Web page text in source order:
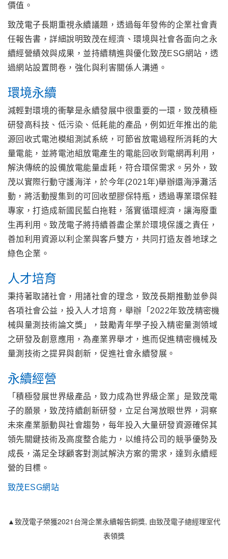
價值。
致茂電子長期重視永續議題，透過每年發佈的企業社會責
任報告書，詳細說明致茂在經濟、環境與社會各面向之永
續經營績效與成果，並持續精進與優化致茂ESG網站，透
過網站設置問卷，強化與利害關係人溝通。
環境永續
減輕對環境的衝擊是永續發展中很重要的一環，致茂積極
研發高科技、低污染、低耗能的產品，例如近年推出的能
源回收式電池模組測試系統，可節省放電過程所消耗的大
量電能，並將電池組放電產生的電能回收到電網再利用，
解決傳統的設備放電能量虛耗，符合環保需求。另外，致
茂以實際行動守護海洋，於今年(2021年)舉辦還海淨灘活
動，將活動搜集到的可回收塑膠保特瓶，透過專業環保鞋
專家，打造成新國民藍白拖鞋，落實循環經濟，讓海廢重
生再利用。致茂電子將持續善盡企業於環境保護之責任，
善加利用資源以利企業與客戶雙方，共同打造友善地球之
綠色企業。
人才培育
秉持著取諸社會，用諸社會的理念，致茂長期推動並參與
各項社會公益，投入人才培育，舉辦「2022年致茂精密機
械與量測技術論文獎」，鼓勵青年學子投入精密量測領域
之研發及創意應用，為產業界舉才，進而促進精密機械及
量測技術之提昇與創新，促進社會永續發展。
永續經營
「積極發展世界級產品，致力成為世界級企業」是致茂電
子的願景，致茂持續創新研發，立足台灣放眼世界，洞察
未來產業脈動與社會趨勢，每年投入大量研發資源確保其
領先關鍵技術及高度整合能力，以維持公司的競爭優勢及
成長，滿足全球顧客對測試解決方案的需求，達到永續經
營的目標。
致茂ESG網站
▲致茂電子榮獲2021台灣企業永續報告銅獎, 由致茂電子總經理室代
表領獎